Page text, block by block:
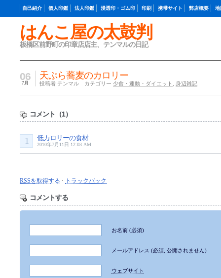
はんこ屋の太鼓判
板橋区前野町の印章店店主、テンマルの日記
自己紹介 個人印鑑 法人印鑑 浸透印・ゴム印 印刷 携帯サイト 弊店概要 地
天ぷら蕎麦のカロリー
06
7月 投稿者 テンマル カテゴリー 少食・運動・ダイエット 身辺雑記
コメント（1）
1 低カロリーの食材
2010年7月11日 12:03 AM
RSSを取得する · トラックバック
コメントする
お名前 (必須)
メールアドレス (必須, 公開されません)
ウェブサイト